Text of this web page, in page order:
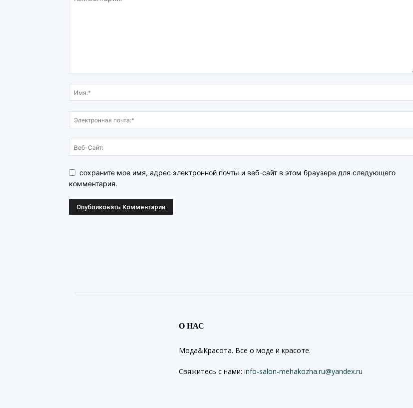
сохраните мое имя, адрес электронной почты и веб-сайт в этом браузере для следующего
комментария.
О НАС
Мода&Красота. Все о моде и красоте.
Свяжитесь с нами: info-salon-mehakozha.ru@yandex.ru